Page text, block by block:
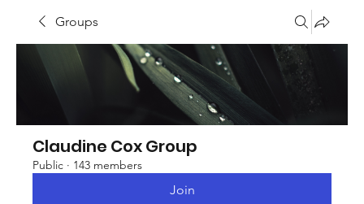
Groups
Claudine Cox Group
Public · 143 members
Join